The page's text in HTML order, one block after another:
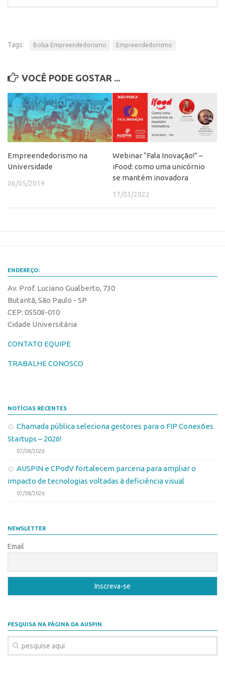
Tags: Bolsa Empreendedorismo Empreendedorismo
VOCÊ PODE GOSTAR ...
Empreendedorismo na
Universidade
06/05/2019
Webinar “Fala Inovação!” –
iFood: como uma unicórnio
se mantém inovadora
17/03/2022
ENDEREÇO:
Av. Prof. Luciano Gualberto, 730
Butantã, São Paulo - SP
CEP: 05508-010
Cidade Universitária
CONTATO EQUIPE
TRABALHE CONOSCO
NOTÍCIAS RECENTES
Chamada pública seleciona gestores para o FIP Conexões
Startups – 2026!
07/08/2026
AUSPIN e CPodV fortalecem parceria para ampliar o
impacto de tecnologias voltadas à deficiência visual
07/08/2026
NEWSLETTER
Email
PESQUISA NA PÁGINA DA AUSPIN